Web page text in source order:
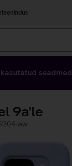
seadmed
9a'le
ww